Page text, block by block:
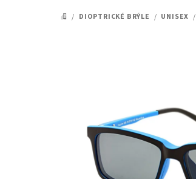
DOMŮ
/ DIOPTRICKÉ BRÝLE / UNISEX /